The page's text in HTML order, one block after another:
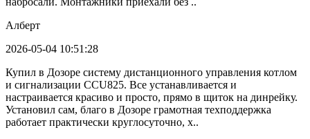
Алберт
2026-05-04 10:51:28
Купил в Дозоре систему дистанционного управления котлом
и сигнализации CCU825. Все устанавливается и
настраивается красиво и просто, прямо в щиток на динрейку.
Установил сам, благо в Дозоре грамотная техподдержка
работает практически круглосуточно, х..